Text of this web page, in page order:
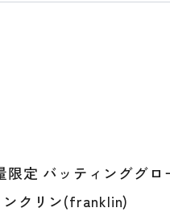
限定 バッティンググロ
クリン(franklin)